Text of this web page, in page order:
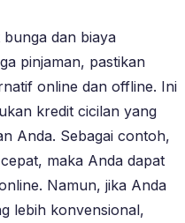
dan biaya
pinjaman, pastikan
online dan offline. Ini
kredit cicilan yang
Anda. Sebagai contoh,
maka Anda dapat
Namun, jika Anda
lebih konvensional,